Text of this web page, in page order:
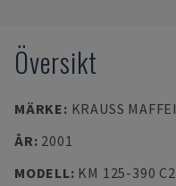
Översikt
MÄRKE: KRAUSS MAFFEI
ÅR: 2001
MODELL: KM 125-390 C2